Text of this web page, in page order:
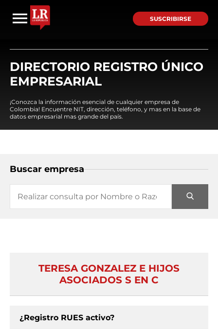
SUSCRIBIRSE
DIRECTORIO REGISTRO ÚNICO
EMPRESARIAL
¡Conozca la información esencial de cualquier empresa de
Colombia! Encuentre NIT, dirección, teléfono, y mas en la base de
datos empresarial mas grande del país.
Buscar empresa
TERESA GONZALEZ E HIJOS
ASOCIADOS S EN C
¿Registro RUES activo?